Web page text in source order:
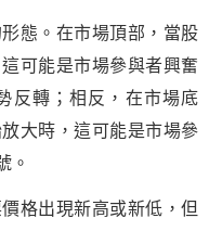
態。在市場頂部，當股
可能是市場參與者興奮
反轉；相反，在市場底
大時，這可能是市場參
。
格出現新高或新低，但